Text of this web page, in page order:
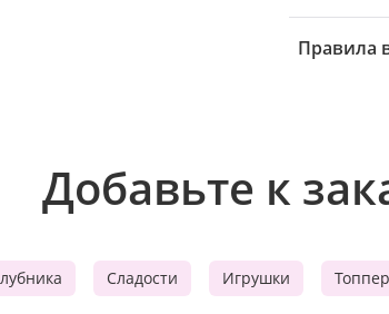
Правила
Добавьте к
Сладости Игрушки